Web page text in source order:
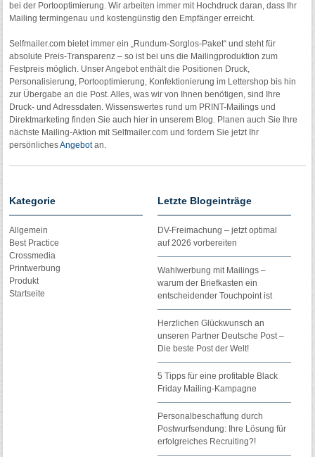
bei der Portooptimierung. Wir arbeiten immer mit Hochdruck daran, dass Ihr
Mailing termingenau und kostengünstig den Empfänger erreicht.
Selfmailer.com bietet immer ein „Rundum-Sorglos-Paket“ und steht für
absolute Preis-Transparenz – so ist bei uns die Mailingproduktion zum
Festpreis möglich. Unser Angebot enthält die Positionen Druck,
Personalisierung, Portooptimierung, Konfektionierung im Lettershop bis hin
zur Übergabe an die Post. Alles, was wir von Ihnen benötigen, sind Ihre
Druck- und Adressdaten. Wissenswertes rund um PRINT-Mailings und
Direktmarketing finden Sie auch hier in unserem Blog. Planen auch Sie Ihre
nächste Mailing-Aktion mit Selfmailer.com und fordern Sie jetzt Ihr
persönlichesAngebotan.
Kategorie
Allgemein
Best Practice
Crossmedia
Printwerbung
Produkt
Startseite
Letzte Blogeinträge
DV-Freimachung – jetzt optimal
auf 2026 vorbereiten
Wahlwerbung mit Mailings –
warum der Briefkasten ein
entscheidender Touchpoint ist
Herzlichen Glückwunsch an
unseren Partner Deutsche Post –
Die beste Post der Welt!
5 Tipps für eine profitable Black
Friday Mailing-Kampagne
Personalbeschaffung durch
Postwurfsendung: Ihre Lösung für
erfolgreiches Recruiting?!